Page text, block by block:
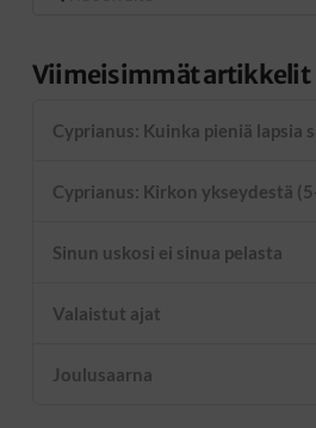
Viimeisimmät artikkelit
Cyprianus: Kuinka pieniä lapsia
Cyprianus: Kirkon ykseydestä
Sinun uskosi ei sinua pelasta
Valaistut ajat
Joulusaarna